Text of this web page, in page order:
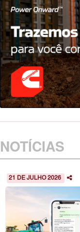
NOTÍCIAS
21 DE JULHO 2026